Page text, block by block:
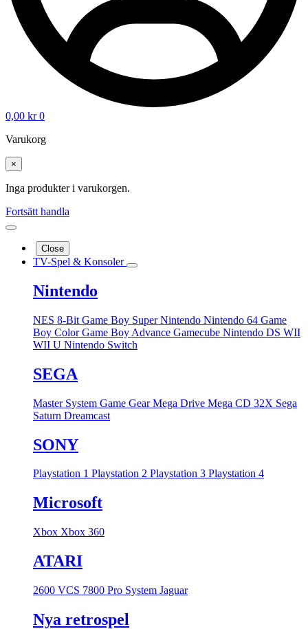
0,00 kr 0
Varukorg
×
Inga produkter i varukorgen.
Fortsätt handla
Close
TV-Spel & Konsoler
Nintendo
NES 8-Bit Game Boy Super Nintendo Nintendo 64 Game
Boy ColorGame Boy Advance Gamecube Nintendo DS WII
WII U Nintendo Switch
SEGA
Master System Game GearMega Drive Mega CD 32X Sega
Saturn Dreamcast
SONY
Playstation 1 Playstation 2 Playstation 3 Playstation 4
Microsoft
Xbox Xbox 360
ATARI
2600 VCS 7800 Pro System Jaguar
Nya retrospel